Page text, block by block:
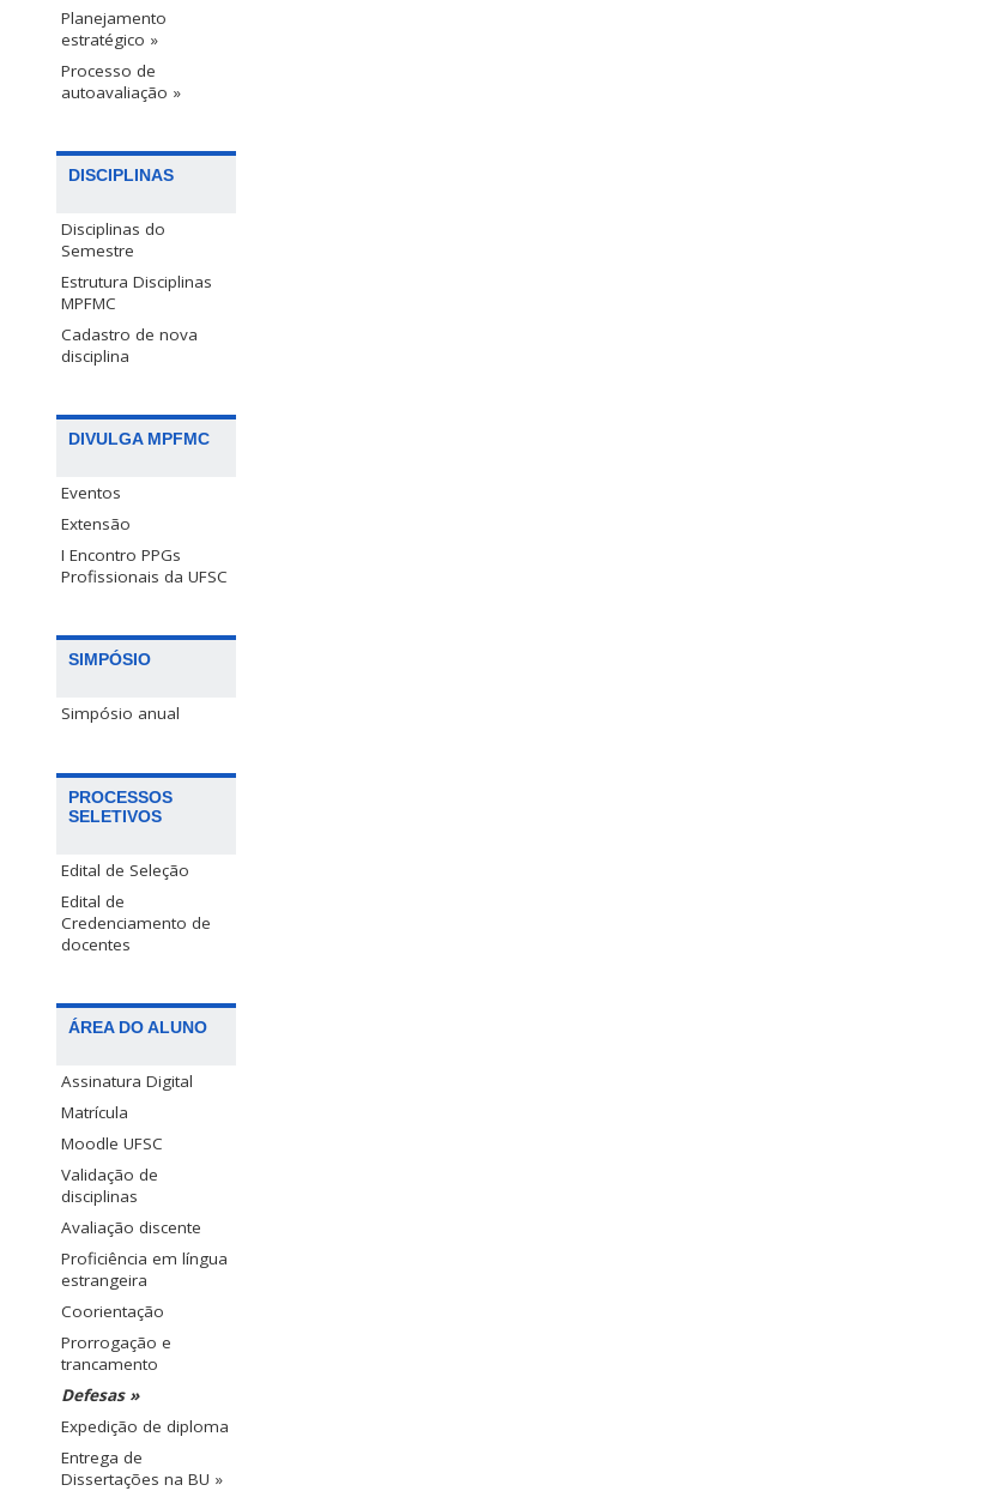
Planejamento
estratégico »
Processo de
autoavaliação »
DISCIPLINAS
Disciplinas do
Semestre
Estrutura Disciplinas
MPFMC
Cadastro de nova
disciplina
DIVULGA MPFMC
Eventos
Extensão
I Encontro PPGs
Profissionais da UFSC
SIMPÓSIO
Simpósio anual
PROCESSOS
SELETIVOS
Edital de Seleção
Edital de
Credenciamento de
docentes
ÁREA DO ALUNO
Assinatura Digital
Matrícula
Moodle UFSC
Validação de
disciplinas
Avaliação discente
Proficiência em língua
estrangeira
Coorientação
Prorrogação e
trancamento
Defesas »
Expedição de diploma
Entrega de
Dissertações na BU »